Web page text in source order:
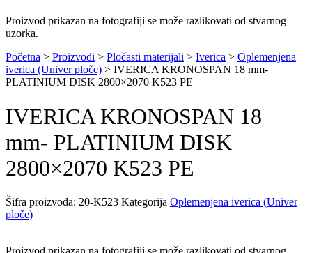
Proizvod prikazan na fotografiji se može razlikovati od stvarnog
uzorka.
Početna > Proizvodi > Pločasti materijali > Iverica > Oplemenjena
iverica (Univer ploče) > IVERICA KRONOSPAN 18 mm-
PLATINIUM DISK 2800×2070 K523 PE
IVERICA KRONOSPAN 18
mm- PLATINIUM DISK
2800×2070 K523 PE
Šifra proizvoda: 20-K523 Kategorija Oplemenjena iverica (Univer
ploče)
Proizvod prikazan na fotografiji se može razlikovati od stvarnog